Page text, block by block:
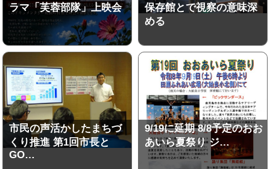
ラマ「芙蓉部隊」上映会
保存館とで視察の意味深
める
市民の声活かしたまちづ
くり推進 第1回市長と
GO…
9/19に延期 8/8予定のおお
あいら夏祭り ジ…